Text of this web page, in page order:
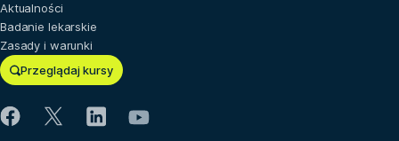
Przeglądaj kursy
Aktualności
Badanie lekarskie
Zasady i warunki